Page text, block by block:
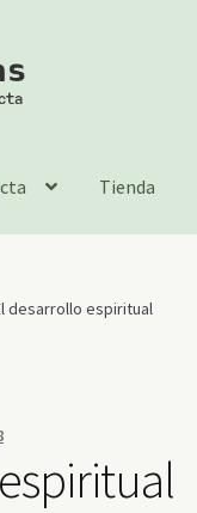
Tienda
desarrollo espiritual